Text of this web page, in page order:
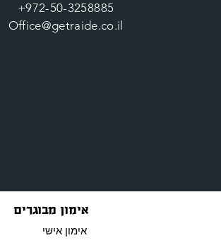
+972-50-3258885
Office@getraide.co.il
אימון מבוגרים
אימון אישי